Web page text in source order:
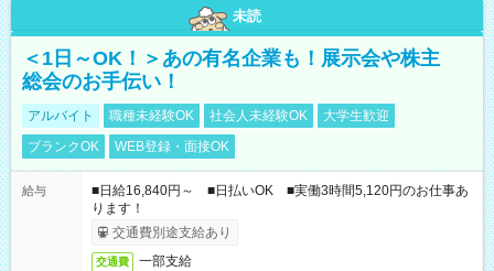
未読
＜1日～OK！＞あの有名企業も！展示会や株主
総会のお手伝い！
アルバイト 職種未経験OK 社会人未経験OK
大学生歓迎
ブランクOK
WEB登録・面接OK
給与
■日給16,840円～ ■日払いOK ■実働3時間5,120円のお仕事あ
ります！
交通費別途支給あり
交通費 一部支給